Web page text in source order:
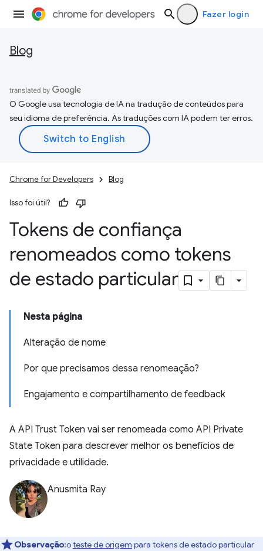
Fazer login
Blog
O Google usa tecnologia de IA na tradução de conteúdos para
seu idioma de preferência. As traduções com IA podem ter erros.
Chrome for Developers Blog
Isso foi útil?
Tokens de confiança
renomeados como tokens
de estado particular
Nesta página
Alteração de nome
Por que precisamos dessa renomeação?
Engajamento e compartilhamento de feedback
A API Trust Token vai ser renomeada como API Private
State Token para descrever melhor os benefícios de
privacidade e utilidade.
Anusmita Ray
Observação:oteste de origem para tokens de estado particular